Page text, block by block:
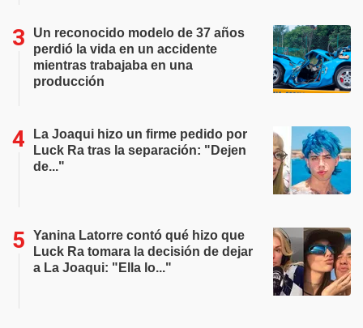
Un reconocido modelo de 37 años
perdió la vida en un accidente
mientras trabajaba en una
producción
La Joaqui hizo un firme pedido por
Luck Ra tras la separación: "Dejen
de..."
Yanina Latorre contó qué hizo que
Luck Ra tomara la decisión de dejar
a La Joaqui: "Ella lo..."